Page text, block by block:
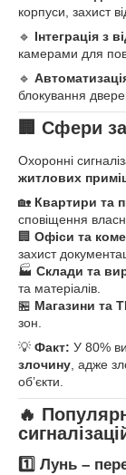
корпуси, захист
🔹 Інтеграція з
камерами для
🔹
блокування
🏢 Сфери
Охоронні
житлових
🏡 Квартири та
сповіщення
🏢 Офіси та
захист
🏭 Склади та
та матеріалів.
🏪 Магазини та
зон.
💡 Факт: У 80%
злочину , адже
об’єкти.
🔥
1️⃣ Лунь –